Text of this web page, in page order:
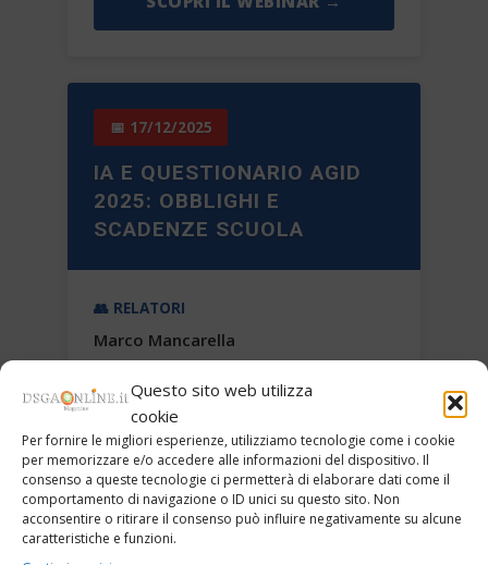
Questo sito web utilizza
cookie
Per fornire le migliori esperienze, utilizziamo tecnologie come i cookie
per memorizzare e/o accedere alle informazioni del dispositivo. Il
consenso a queste tecnologie ci permetterà di elaborare dati come il
comportamento di navigazione o ID unici su questo sito. Non
acconsentire o ritirare il consenso può influire negativamente su alcune
caratteristiche e funzioni.
📅 17/12/2025
IA E QUESTIONARIO AGID
2025: OBBLIGHI E
SCADENZE SCUOLA
👥 RELATORI
Marco Mancarella
📚 TEMA
Digitale / IA
🏷️ PAROLE CHIAVE
intelligenza artificiale